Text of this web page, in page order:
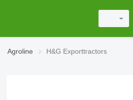
Agroline H&G Exporttractors